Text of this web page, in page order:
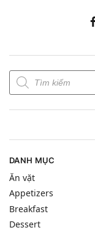
DANH MỤC
Ăn vặt
Appetizers
Breakfast
Dessert